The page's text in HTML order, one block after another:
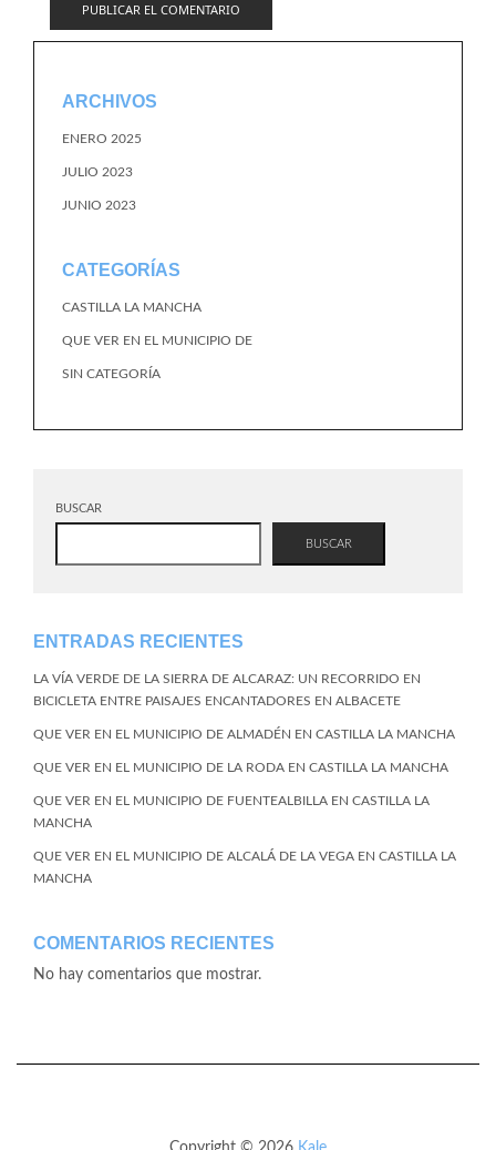
ARCHIVOS
ENERO 2025
JULIO 2023
JUNIO 2023
CATEGORÍAS
CASTILLA LA MANCHA
QUE VER EN EL MUNICIPIO DE
SIN CATEGORÍA
BUSCAR
BUSCAR
ENTRADAS RECIENTES
LA VÍA VERDE DE LA SIERRA DE ALCARAZ: UN RECORRIDO EN
BICICLETA ENTRE PAISAJES ENCANTADORES EN ALBACETE
QUE VER EN EL MUNICIPIO DE ALMADÉN EN CASTILLA LA MANCHA
QUE VER EN EL MUNICIPIO DE LA RODA EN CASTILLA LA MANCHA
QUE VER EN EL MUNICIPIO DE FUENTEALBILLA EN CASTILLA LA
MANCHA
QUE VER EN EL MUNICIPIO DE ALCALÁ DE LA VEGA EN CASTILLA LA
MANCHA
COMENTARIOS RECIENTES
No hay comentarios que mostrar.